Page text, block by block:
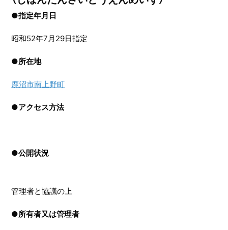
●指定年月日
昭和52年7月29日指定
●所在地
鹿沼市南上野町
●アクセス方法
●公開状況
管理者と協議の上
●所有者又は管理者